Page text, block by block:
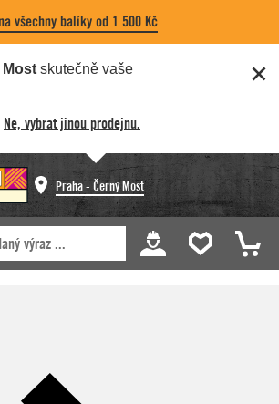
všechny balíky od 1 500 Kč
Most skutečně vaše
Ne, vybrat jinou prodejnu.
Praha - Černý Most